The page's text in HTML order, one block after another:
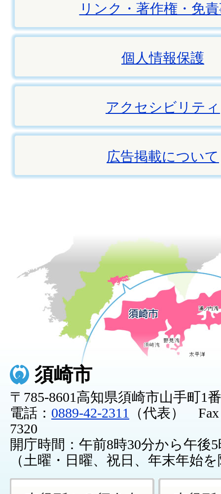
リンク・著作権・免
個人情報保護
アクセシビリティ
広告掲載について
須崎市
〒785-8601高知県須崎市山手町1
電話： 0889-42-2311
（代表） Fax
7320
開庁時間：午前8時30分から午後
（土曜・日曜、祝日、年末年始